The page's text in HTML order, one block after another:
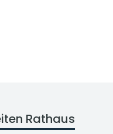
Rathaus